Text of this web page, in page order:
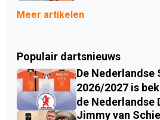
Meer artikelen
Populair dartsnieuws
De Nederlandse
2026/2027 is
de Nederlandse
Jimmy van